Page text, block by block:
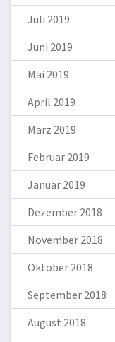
Juli 2019
Juni 2019
Mai 2019
April 2019
März 2019
Februar 2019
Januar 2019
Dezember 2018
November 2018
Oktober 2018
September 2018
August 2018